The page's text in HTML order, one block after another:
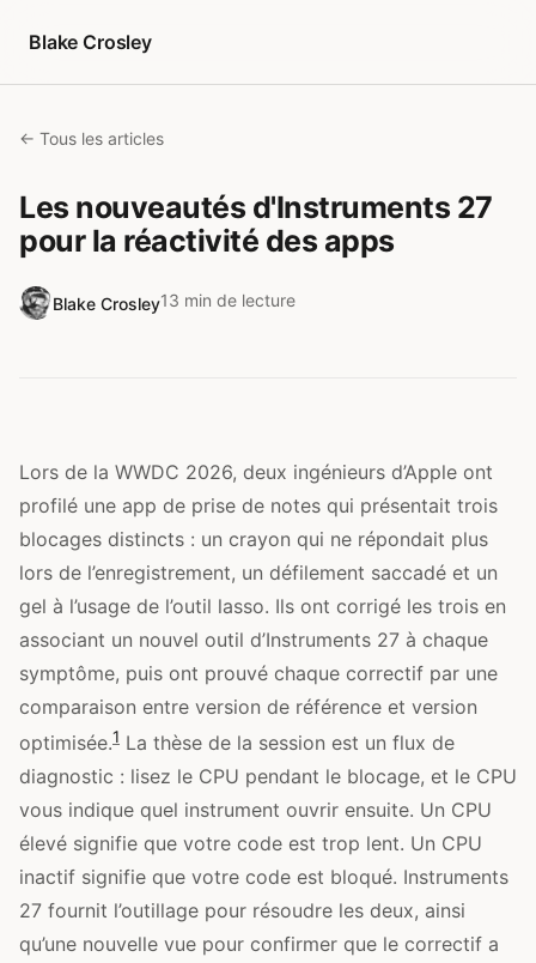
Blake Crosley
← Tous les articles
Les nouveautés d'Instruments 27
pour la réactivité des apps
Blake Crosley13 min de lecture
Lors de la WWDC 2026, deux ingénieurs d’Apple ont
profilé une app de prise de notes qui présentait trois
blocages distincts : un crayon qui ne répondait plus
lors de l’enregistrement, un défilement saccadé et un
gel à l’usage de l’outil lasso. Ils ont corrigé les trois en
associant un nouvel outil d’Instruments 27 à chaque
symptôme, puis ont prouvé chaque correctif par une
comparaison entre version de référence et version
optimisée.1 La thèse de la session est un flux de
diagnostic : lisez le CPU pendant le blocage, et le CPU
vous indique quel instrument ouvrir ensuite. Un CPU
élevé signifie que votre code est trop lent. Un CPU
inactif signifie que votre code est bloqué. Instruments
27 fournit l’outillage pour résoudre les deux, ainsi
qu’une nouvelle vue pour confirmer que le correctif a